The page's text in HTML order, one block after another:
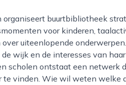
voor kinderen,
uiteenlopende
wijk en de interesses van
scholen ontstaat een netwerk
te vinden. Wie wil weten welke